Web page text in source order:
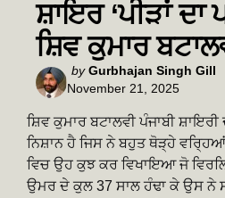
ਸ਼ਾਇਰ ‘ਪੀੜਾਂ ਦਾ
ਸ਼ਿਵ ਕੁਮਾਰ
Posted
by
by Gurbhajan Singh Gill
November 21, 2025
ਸ਼ਿਵ ਕੁਮਾਰ ਬਟਾਲਵੀ ਪੰਜਾਬੀ
ਨਿਸ਼ਾਨ ਹੈ ਜਿਸ ਨੇ ਬਹੁਤ ਥੋੜ੍ਹੇ
ਵਿਚ ਉਹ ਕੁਝ ਕਰ ਵਿਖਾਇਆ ਜੋ
ਉਮਰ ਦੇ ਕੁਲ 37 ਸਾਲ ਹੰਢਾ ਕੇ ਉਸ ਨੇ